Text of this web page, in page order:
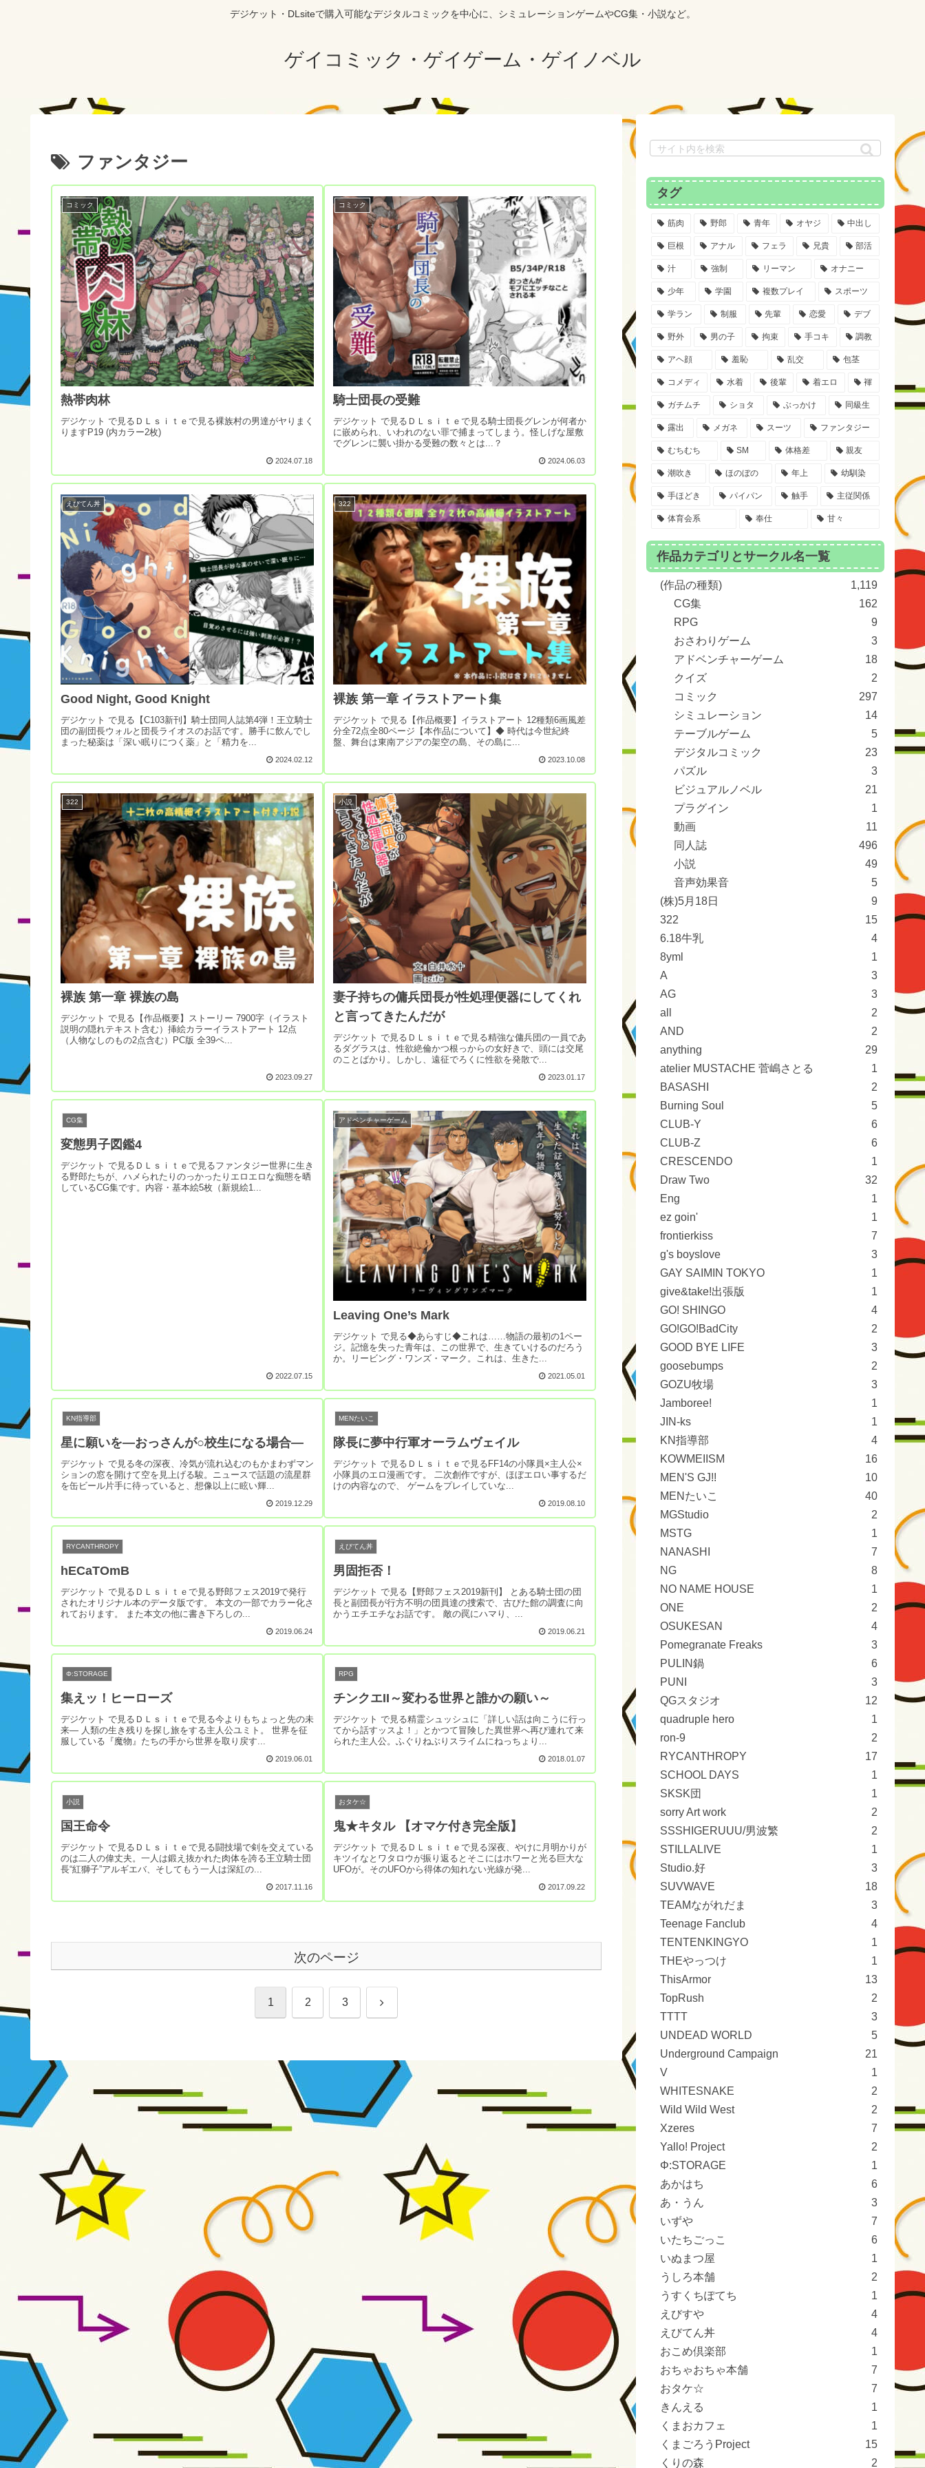
デジケット・DLsiteで購入可能なデジタルコミックを中心に、シミュレーションゲームやCG集・小説など。
ゲイコミック・ゲイゲーム・ゲイノベル
ファンタジー
コミック
熱帯肉林
デジケット で見るＤＬｓｉｔｅで見る裸族村の男達がヤりまく
りますP19 (内カラー2枚)
2024.07.18
コミック
騎士団長の受難
デジケット で見るＤＬｓｉｔｅで見る騎士団長グレンが何者か
に嵌められ、いわれのない罪で捕まってしまう。怪しげな屋敷
でグレンに襲い掛かる受難の数々とは...？
2024.06.03
えびてん丼
Good Night, Good Knight
デジケット で見る【C103新刊】騎士団同人誌第4弾！王立騎士
団の副団長ウォルと団長ライオスのお話です。勝手に飲んでし
まった秘薬は「深い眠りにつく薬」と「精力を...
2024.02.12
322
裸族 第一章 イラストアート集
デジケット で見る【作品概要】イラストアート 12種類6画風差
分全72点全80ページ【本作品について】◆ 時代は今世紀終
盤、舞台は東南アジアの架空の島、その島に...
2023.10.08
322
裸族 第一章 裸族の島
デジケット で見る【作品概要】ストーリー 7900字（イラスト
説明の隠れテキスト含む）挿絵カラーイラストアート 12点
（人物なしのもの2点含む）PC版 全39ペ...
2023.09.27
小説
妻子持ちの傭兵団長が性処理便器にしてくれ
と言ってきたんだが
デジケット で見るＤＬｓｉｔｅで見る精強な傭兵団の一員であ
るダグラスは、性欲絶倫かつ根っからの女好きで、頭には交尾
のことばかり。しかし、遠征でろくに性欲を発散で...
2023.01.17
CG集
変態男子図鑑4
デジケット で見るＤＬｓｉｔｅで見るファンタジー世界に生き
る野郎たちが、ハメられたりのっかったりエロエロな痴態を晒
しているCG集です。内容・基本絵5枚（新規絵1...
2022.07.15
アドベンチャーゲーム
Leaving One’s Mark
デジケット で見る◆あらすじ◆これは……物語の最初の1ペー
ジ。記憶を失った青年は、この世界で、生きていけるのだろう
か。リービング・ワンズ・マーク。これは、生きた...
2021.05.01
KN指導部
星に願いを―おっさんが○校生になる場合―
デジケット で見る冬の深夜、冷気が流れ込むのもかまわずマン
ションの窓を開けて空を見上げる駿。ニュースで話題の流星群
を缶ビール片手に待っていると、想像以上に眩い輝...
2019.12.29
MENたいこ
隊長に夢中行軍オーラムヴェイル
デジケット で見るＤＬｓｉｔｅで見るFF14の小隊員×主人公×
小隊員のエロ漫画です。 二次創作ですが、ほぼエロい事するだ
けの内容なので、 ゲームをプレイしていな...
2019.08.10
RYCANTHROPY
hECaTOmB
デジケット で見るＤＬｓｉｔｅで見る野郎フェス2019で発行
されたオリジナル本のデータ版です。 本文の一部でカラー化さ
れております。 また本文の他に書き下ろしの...
2019.06.24
えびてん丼
男固拒否！
デジケット で見る【野郎フェス2019新刊】 とある騎士団の団
長と副団長が行方不明の団員達の捜索で、古びた館の調査に向
かうエチエチなお話です。 敵の罠にハマり、...
2019.06.21
Φ:STORAGE
集えッ！ヒーローズ
デジケット で見るＤＬｓｉｔｅで見る今よりもちょっと先の未
来― 人類の生き残りを探し旅をする主人公ユミト。 世界を征
服している『魔物』たちの手から世界を取り戻す...
2019.06.01
RPG
チンクエII～変わる世界と誰かの願い～
デジケット で見る精霊シュッシュに「詳しい話は向こうに行っ
てから話すッスよ！」とかつて冒険した異世界へ再び連れて来
られた主人公。ふぐりねぶりスライムにねっちょり...
2018.01.07
小説
国王命令
デジケット で見るＤＬｓｉｔｅで見る闘技場で剣を交えている
のは二人の偉丈夫。一人は鍛え抜かれた肉体を誇る王立騎士団
長“紅獅子”アルギエバ、そしてもう一人は深紅の...
2017.11.16
おタケ☆
鬼★キタル 【オマケ付き完全版】
デジケット で見るＤＬｓｉｔｅで見る深夜、やけに月明かりが
キツイなとワタロウが振り返るとそこにはホワーと光る巨大な
UFOが。そのUFOから得体の知れない光線が発...
2017.09.22
次のページ
1 2 3 次
タグ
筋肉 野郎 青年 オヤジ 中出し
巨根 アナル フェラ 兄貴 部活
汁 強制 リーマン オナニー
少年 学園 複数プレイ スポーツ
学ラン 制服 先輩 恋愛 デブ
野外 男の子 拘束 手コキ 調教
アヘ顔 羞恥 乱交 包茎
コメディ 水着 後輩 着エロ 褌
ガチムチ ショタ ぶっかけ 同級生
露出 メガネ スーツ ファンタジー
むちむち SM 体格差 親友
潮吹き ほのぼの 年上 幼馴染
手ほどき パイパン 触手 主従関係
体育会系 奉仕 甘々
作品カテゴリとサークル名一覧
(作品の種類)
1,119
CG集
162
RPG
9
おさわりゲーム
3
アドベンチャーゲーム
18
クイズ
2
コミック
297
シミュレーション
14
テーブルゲーム
5
デジタルコミック
23
パズル
3
ビジュアルノベル
21
プラグイン
1
動画
11
同人誌
496
小説
49
音声効果音
5
(株)5月18日
9
322
15
6.18牛乳
4
8yml
1
A
3
AG
3
all
2
AND
2
anything
29
atelier MUSTACHE 菅嶋さとる
1
BASASHI
2
Burning Soul
5
CLUB-Y
6
CLUB-Z
6
CRESCENDO
1
Draw Two
32
Eng
1
ez goin'
1
frontierkiss
7
g's boyslove
3
GAY SAIMIN TOKYO
1
give&take!出張版
1
GO! SHINGO
4
GO!GO!BadCity
2
GOOD BYE LIFE
3
goosebumps
2
GOZU牧場
3
Jamboree!
1
JIN-ks
1
KN指導部
4
KOWMEIISM
16
MEN'S GJ!!
10
MENたいこ
40
MGStudio
2
MSTG
1
NANASHI
7
NG
8
NO NAME HOUSE
1
ONE
2
OSUKESAN
4
Pomegranate Freaks
3
PULIN鍋
6
PUNI
3
QGスタジオ
12
quadruple hero
1
ron-9
2
RYCANTHROPY
17
SCHOOL DAYS
1
SKSK団
1
sorry Art work
2
SSSHIGERUUU/男波繁
2
STILLALIVE
1
Studio.好
3
SUVWAVE
18
TEAMながれだま
3
Teenage Fanclub
4
TENTENKINGYO
1
THEやっつけ
1
ThisArmor
13
TopRush
2
TTTT
3
UNDEAD WORLD
5
Underground Campaign
21
V
1
WHITESNAKE
2
Wild Wild West
2
Xzeres
7
Yallo! Project
2
Φ:STORAGE
1
あかはち
6
あ・うん
3
いずや
7
いたちごっこ
6
いぬまつ屋
1
うしろ本舗
2
うすくちぽてち
1
えびすや
4
えびてん丼
4
おこめ倶楽部
1
おちゃおちゃ本舗
7
おタケ☆
7
きんえる
1
くまおカフェ
1
くまごろうProject
15
くりの森
2